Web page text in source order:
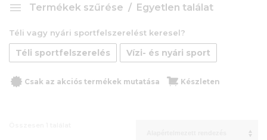
Termékek szűrése Egyetlen találat
Téli vagy nyári sportfelszerelést keresel?
Téli sportfelszerelés Vízi- és nyári sport
Csak az akciós termékek mutatása Készleten